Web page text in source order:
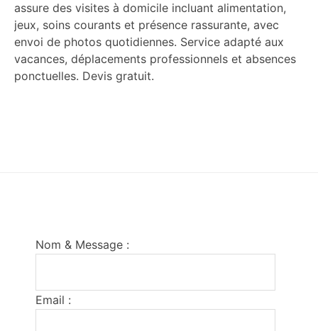
assure des visites à domicile incluant alimentation,
jeux, soins courants et présence rassurante, avec
envoi de photos quotidiennes. Service adapté aux
vacances, déplacements professionnels et absences
ponctuelles. Devis gratuit.
Nom & Message :
Email :